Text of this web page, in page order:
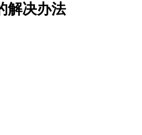
解决办法